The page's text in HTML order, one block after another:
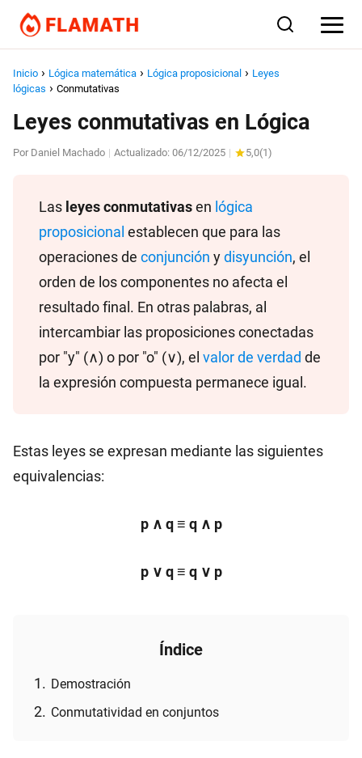
Inicio Lógica matemática Lógica proposicional
Leyes
lógicas
Conmutativas
Leyes conmutativas en Lógica
Por Daniel Machado | Actualizado: 06/12/2025 | 5,0(1)
Las leyes conmutativasen lógica
proposicional establecen que para las
operaciones de conjunción ydisyunción, el
orden de los componentes no afecta el
resultado final. En otras palabras, al
intercambiar las proposiciones conectadas
por "y" (∧) o por "o" (∨), el valor de verdad de
la expresión compuesta permanece igual.
Estas leyes se expresan mediante las siguientes
equivalencias:
p ∧ q ≡ q ∧ p
p ∨ q ≡ q ∨ p
Índice
Demostración
Conmutatividad en conjuntos